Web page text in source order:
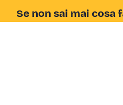
Se non sai mai cosa